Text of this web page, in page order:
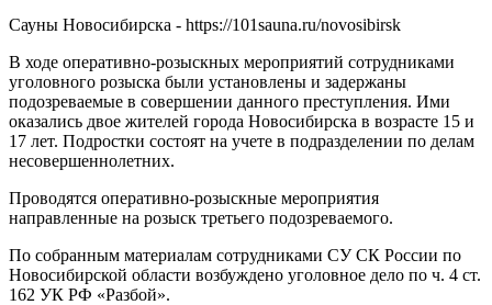
Сауны Новосибирска - https://101sauna.ru/novosibirsk
В ходе оперативно-розыскных мероприятий сотрудниками
уголовного розыска были установлены и задержаны
подозреваемые в совершении данного преступления. Ими
оказались двое жителей города Новосибирска в возрасте 15 и
17 лет. Подростки состоят на учете в подразделении по делам
несовершеннолетних.
Проводятся оперативно-розыскные мероприятия
направленные на розыск третьего подозреваемого.
По собранным материалам сотрудниками СУ СК России по
Новосибирской области возбуждено уголовное дело по ч. 4 ст.
162 УК РФ «Разбой».